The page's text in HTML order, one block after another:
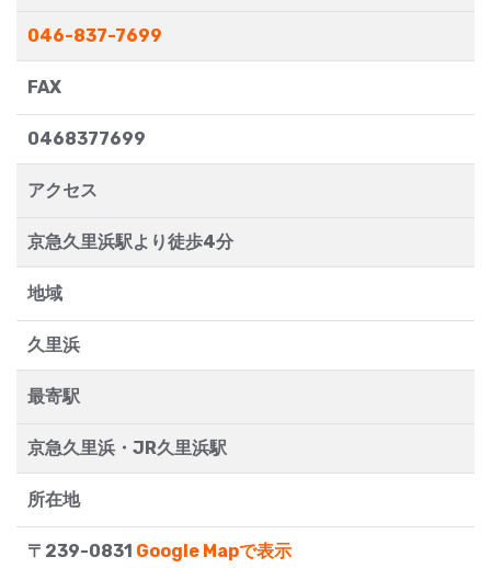
046-837-7699
FAX
0468377699
アクセス
京急久里浜駅より徒歩4分
地域
久里浜
最寄駅
京急久里浜・JR久里浜駅
所在地
〒239-0831 Google Mapで表示